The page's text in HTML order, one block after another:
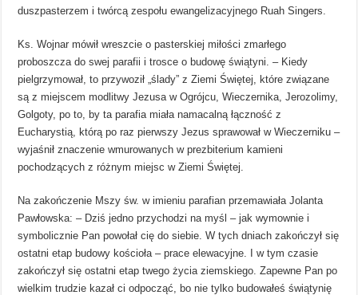
duszpasterzem i twórcą zespołu ewangelizacyjnego Ruah Singers.
Ks. Wojnar mówił wreszcie o pasterskiej miłości zmarłego
proboszcza do swej parafii i trosce o budowę świątyni. – Kiedy
pielgrzymował, to przywoził „ślady” z Ziemi Świętej, które związane
są z miejscem modlitwy Jezusa w Ogrójcu, Wieczernika, Jerozolimy,
Golgoty, po to, by ta parafia miała namacalną łączność z
Eucharystią, którą po raz pierwszy Jezus sprawował w Wieczerniku –
wyjaśnił znaczenie wmurowanych w prezbiterium kamieni
pochodzących z różnym miejsc w Ziemi Świętej.
Na zakończenie Mszy św. w imieniu parafian przemawiała Jolanta
Pawłowska: – Dziś jedno przychodzi na myśl – jak wymownie i
symbolicznie Pan powołał cię do siebie. W tych dniach zakończył się
ostatni etap budowy kościoła – prace elewacyjne. I w tym czasie
zakończył się ostatni etap twego życia ziemskiego. Zapewne Pan po
wielkim trudzie kazał ci odpocząć, bo nie tylko budowałeś świątynię